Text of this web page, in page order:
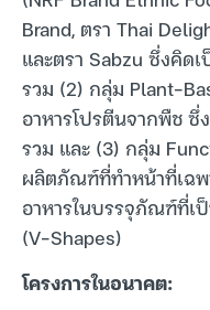
Brand, ตรา Thai
และตรา Sabzu ซึ่งคิด
รวม (2) กลุ่ม Plant-
อาหารโปรตีนจากพืช
รวม และ (3) กลุ่ม
ผลิตภัณฑ์ที่ทำหน้าที่เฉพ
อาหารในบรรจุภัณฑ์ที่เ
(V-Shapes)
โครงการในอนาคต: